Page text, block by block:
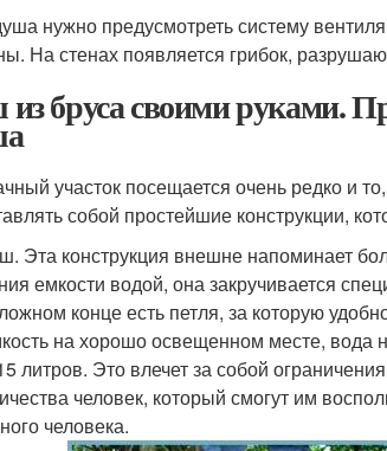
нужно предусмотреть систему
На стенах появляется грибок,
бруса своими руками.
участок посещается очень редко и
собой простейшие конструкции,
Эта конструкция внешне напоминает
емкости водой, она закручивается
конце есть петля, за которую
на хорошо освещенном месте, вода
литров. Это влечет за собой
человек, который смогут им
человека.